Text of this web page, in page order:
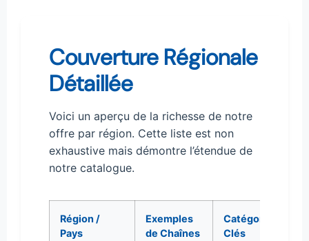
Couverture Régionale
Détaillée
Voici un aperçu de la richesse de notre
offre par région. Cette liste est non
exhaustive mais démontre l’étendue de
notre catalogue.
Région /
Pays
Exemples
de Chaînes
Catégories
Clés